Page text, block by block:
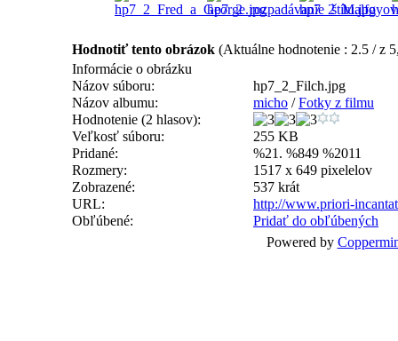
Hodnotiť tento obrázok (Aktuálne hodnotenie : 2.5 / z
Informácie o obrázku
Názov súboru:
hp7_2_Filch.jpg
Názov albumu:
micho /Fotky z filmu
Hodnotenie (2 hlasov):
Veľkosť súboru:
255 KB
Pridané:
%21. %849 %2011
Rozmery:
1517 x 649 pixelelov
Zobrazené:
537 krát
URL:
http://www.priori-
Obľúbené:
Pridať do obľúbených
Powered by